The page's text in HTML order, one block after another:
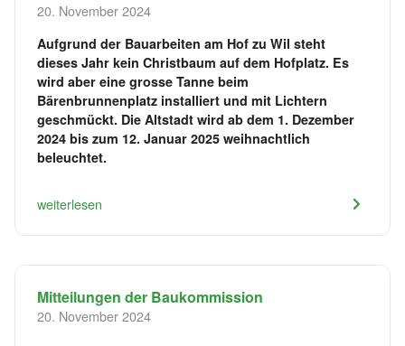
20. November 2024
Aufgrund der Bauarbeiten am Hof zu Wil steht
dieses Jahr kein Christbaum auf dem Hofplatz. Es
wird aber eine grosse Tanne beim
Bärenbrunnenplatz installiert und mit Lichtern
geschmückt. Die Altstadt wird ab dem 1. Dezember
2024 bis zum 12. Januar 2025 weihnachtlich
beleuchtet.
weiterlesen
Mitteilungen der Baukommission
20. November 2024